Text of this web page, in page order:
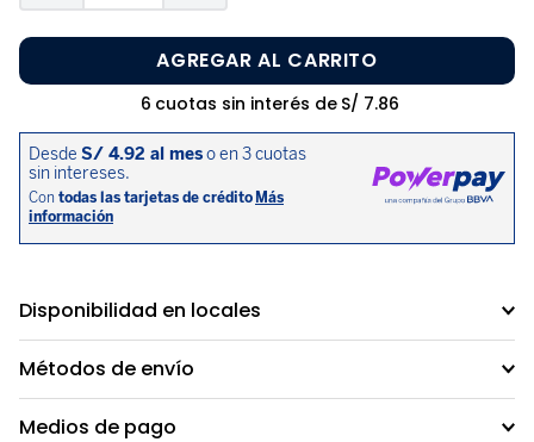
AGREGAR AL CARRITO
6 cuotas sin interés de S/ 7.86
Disponibilidad en locales
Métodos de envío
Medios de pago